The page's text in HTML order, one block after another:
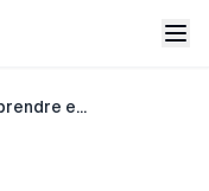
Volume Profile : comprendre et utiliser l'indicateur en trading